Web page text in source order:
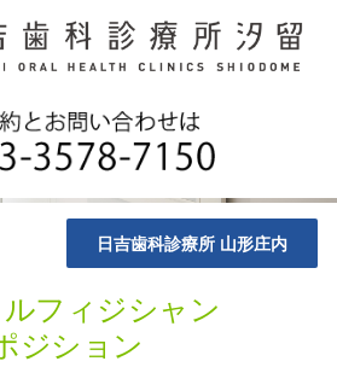
日吉歯科診療所 山形庄内
フィジシャン
ジション